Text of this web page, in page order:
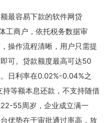
最容易下款的软件网贷
工商户，依托税务数据审
操作流程清晰，用户只需提
可。贷款额度最高可达50
日利率在0.02%-0.04%之
等额本息还款，不支持随借
55周岁，企业成立满一
优势在于审批通过率高，放